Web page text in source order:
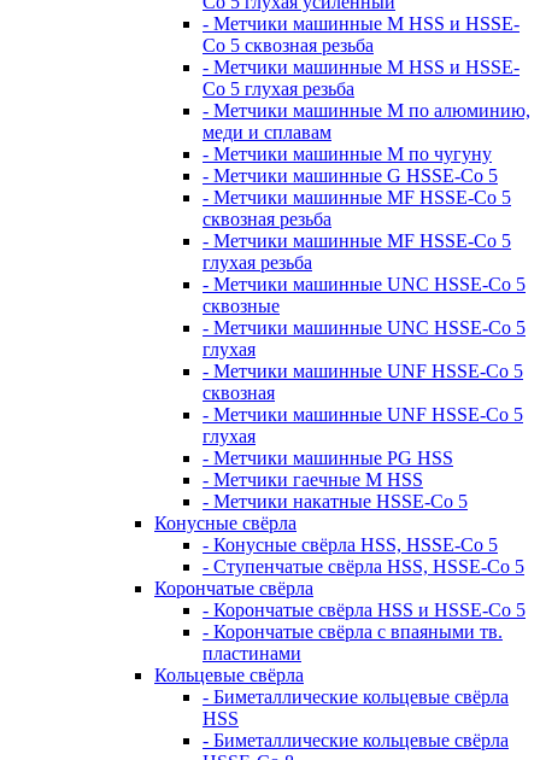
- Метчики машинные M HSS и HSSE-
Co 5 сквозная резьба
- Метчики машинные M HSS и HSSE-
Co 5 глухая резьба
- Метчики машинные M по алюминию,
меди и сплавам
- Метчики машинные M по чугуну
- Метчики машинные G HSSE-Co 5
- Метчики машинные MF HSSE-Co 5
сквозная резьба
- Метчики машинные MF HSSE-Co 5
глухая резьба
- Метчики машинные UNC HSSE-Co 5
сквозные
- Метчики машинные UNC HSSE-Co 5
глухая
- Метчики машинные UNF HSSE-Co 5
сквозная
- Метчики машинные UNF HSSE-Co 5
глухая
- Метчики машинные PG HSS
- Метчики гаечные M HSS
- Метчики накатные HSSE-Co 5
Конусные свёрла
- Конусные свёрла HSS, HSSE-Co 5
- Ступенчатые свёрла HSS, HSSE-Co 5
Корончатые свёрла
- Корончатые свёрла HSS и HSSE-Co 5
- Корончатые свёрла с впаяными тв.
пластинами
Кольцевые свёрла
- Биметаллические кольцевые свёрла
HSS
- Биметаллические кольцевые свёрла